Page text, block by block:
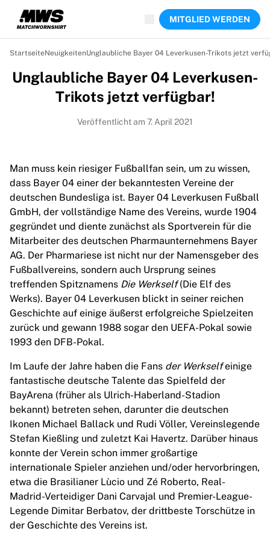
Highlights
Weltmeisterschaftsauktionen
Legend-Kollektion
Tour de France
Alle laufenden Auktionen
Weltmeisterschaftsauktionen
Produkte
Getragene Trikots
Signierte Trikots
Torschützen
Debüttrikots
Gerahmte Trikots
Fußball
Highlights
Weltmeisterschaftsauktionen
Legend-Kollektion
MLS
Alle Fußball-Artikel anzeigen
England
Norwegen
Vereinigte Staaten
Paris Saint-
FC Bayern München
View all Teams
Top Leagues
World Championships 2026
Premier League
La Liga
Serie A
Ligue 1
MITGLIED WERDEN
StartseiteNeuigkeitenUnglaubliche Bayer 04 Leverkusen-Trikots jetzt
Unglaubliche Bayer 04 Leverkusen-
Trikots jetzt verfügbar!
Veröffentlicht am 7. April 2021
Man muss kein riesiger Fußballfan sein, um zu wissen,
dass Bayer 04 einer der bekanntesten Vereine der
deutschen Bundesliga ist. Bayer 04 Leverkusen Fußball
GmbH, der vollständige Name des Vereins, wurde 1904
gegründet und diente zunächst als Sportverein für die
Mitarbeiter des deutschen Pharmaunternehmens Bayer
AG. Der Pharmariese ist nicht nur der Namensgeber des
Fußballvereins, sondern auch Ursprung seines
treffenden Spitznamens Die Werkself(Die Elf des
Werks). Bayer 04 Leverkusen blickt in seiner reichen
Geschichte auf einige äußerst erfolgreiche Spielzeiten
zurück und gewann 1988 sogar den UEFA-Pokal sowie
1993 den DFB-Pokal.
Im Laufe der Jahre haben die Fans der Werkselfeinige
fantastische deutsche Talente das Spielfeld der
BayArena (früher als Ulrich-Haberland-Stadion
bekannt) betreten sehen, darunter die deutschen
Ikonen Michael Ballack und Rudi Völler, Vereinslegende
Stefan Kießling und zuletzt Kai Havertz. Darüber hinaus
konnte der Verein schon immer großartige
internationale Spieler anziehen und/oder hervorbringen,
etwa die Brasilianer Lùcio und Zé Roberto, Real-
Madrid-Verteidiger Dani Carvajal und Premier-League-
Legende Dimitar Berbatov, der drittbeste Torschütze in
der Geschichte des Vereins ist.